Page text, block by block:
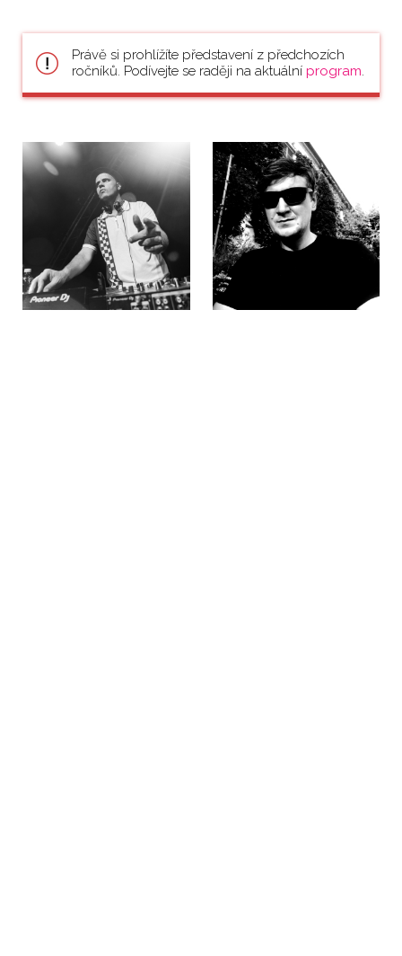
Právě si prohlížíte představení z předchozích
ročníků. Podívejte se raději na aktuální program.